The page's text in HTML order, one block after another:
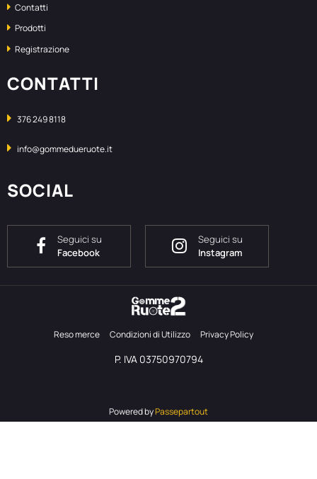
Contatti
Prodotti
Registrazione
CONTATTI
376 249 8118
info@gommedueruote.it
SOCIAL
Seguici su
Facebook
Seguici su
Instagram
Reso merce Condizioni di Utilizzo Privacy Policy
P. IVA 03750970794
Powered byPassepartout